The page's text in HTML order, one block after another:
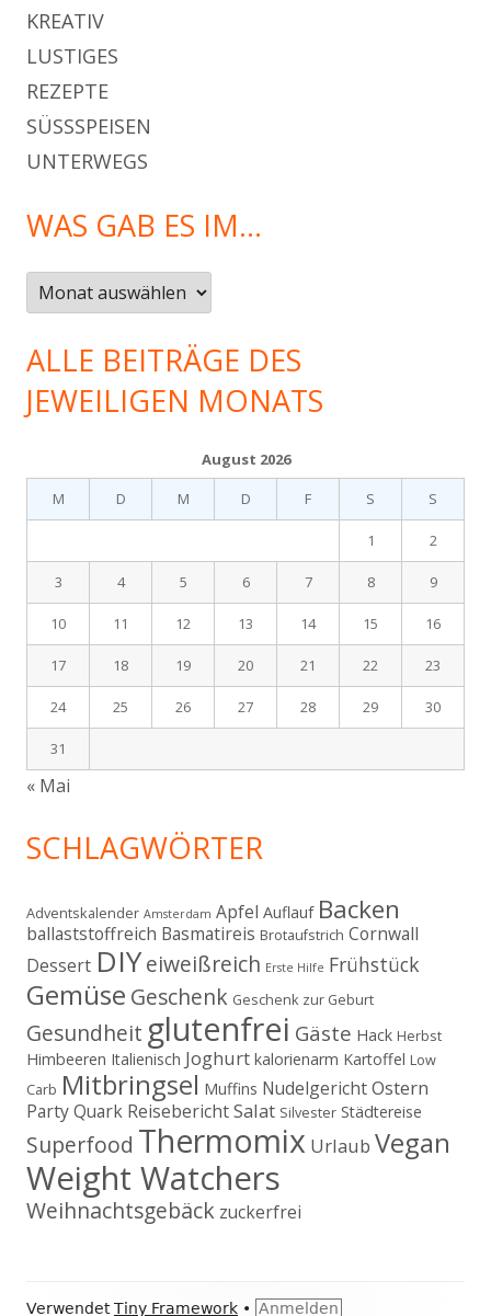
KREATIV
LUSTIGES
REZEPTE
SÜSSSPEISEN
UNTERWEGS
WAS GAB ES IM…
Was
gab
es
im…
ALLE BEITRÄGE DES
JEWEILIGEN MONATS
August 2026
M
D M D F S S
1 2
3 4 5 6 7 8 9
10 11 12 13 14 15 16
17 18 19 20 21 22 23
24 25 26 27 28 29 30
31
« Mai
SCHLAGWÖRTER
Adventskalender Amsterdam Apfel Auflauf Backen
ballaststoffreich Basmatireis Brotaufstrich Cornwall
Dessert DIYeiweißreich Erste Hilfe Frühstück
Gemüse Geschenk Geschenk zur Geburt
Gesundheit glutenfrei Gäste Hack Herbst
Himbeeren Italienisch Joghurt kalorienarm Kartoffel Low
Carb Mitbringsel Muffins NudelgerichtOstern
PartyQuark ReiseberichtSalat Silvester Städtereise
Superfood Thermomix Urlaub Vegan
Weight Watchers
Weihnachtsgebäck zuckerfrei
Footer
VerwendetTiny Framework • Anmelden